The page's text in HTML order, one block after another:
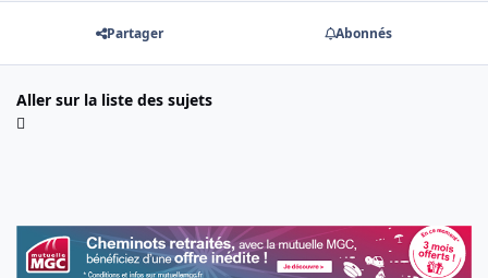
Partager Abonnés
Aller sur la liste des sujets